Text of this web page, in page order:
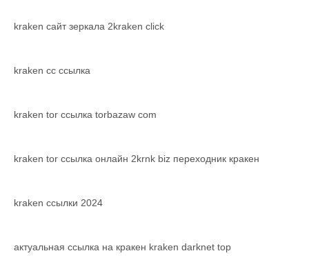
kraken сайт зеркала 2kraken click
kraken cc ссылка
kraken tor ссылка torbazaw com
kraken tor ссылка онлайн 2krnk biz переходник кракен
kraken ссылки 2024
актуальная ссылка на кракен kraken darknet top